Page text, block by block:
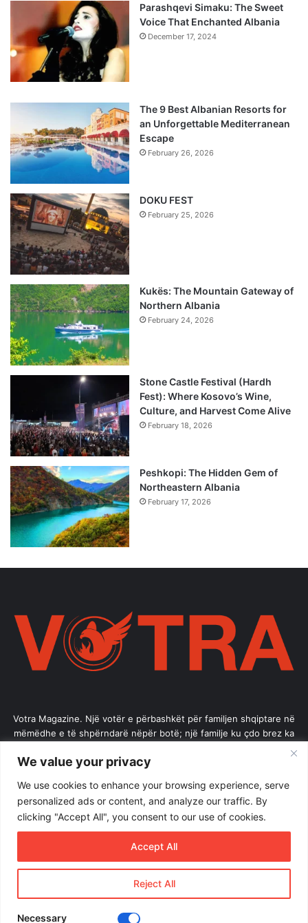
We value your privacy
We use cookies to enhance your browsing experience, serve
personalized ads or content, and analyze our traffic. By
clicking "Accept All", you consent to our use of cookies.
Reject All
Accept All
Necessary
Parashqevi Simaku: The Sweet
Voice That Enchanted Albania
December 17, 2024
The 9 Best Albanian Resorts for
an Unforgettable Mediterranean
Escape
February 26, 2026
DOKU FEST
February 25, 2026
Kukës: The Mountain Gateway of
Northern Albania
February 24, 2026
Stone Castle Festival (Hardh
Fest): Where Kosovo’s Wine,
Culture, and Harvest Come Alive
February 18, 2026
Peshkopi: The Hidden Gem of
Northeastern Albania
February 17, 2026
Votra Magazine. Një votër e përbashkët për familjen shqiptare në
mëmëdhe e të shpërndarë nëpër botë; një familje ku çdo brez ka
Enter
your
Email
© Copyright 2026, All Rights Reserved |
About Us